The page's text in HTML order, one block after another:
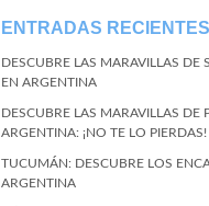
ENTRADAS RECIENTES
DESCUBRE LAS MARAVILLAS DE
EN ARGENTINA
DESCUBRE LAS MARAVILLAS DE
ARGENTINA: ¡NO TE LO PIERDAS!
TUCUMÁN: DESCUBRE LOS
ARGENTINA